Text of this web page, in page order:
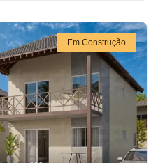
Em Construção